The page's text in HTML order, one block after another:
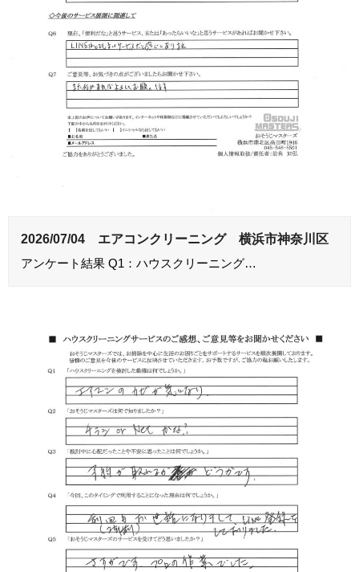
2026/07/04 エアコンクリーニング 横浜市神奈川区
アンケート結果 Q1：ハウスクリーニング…